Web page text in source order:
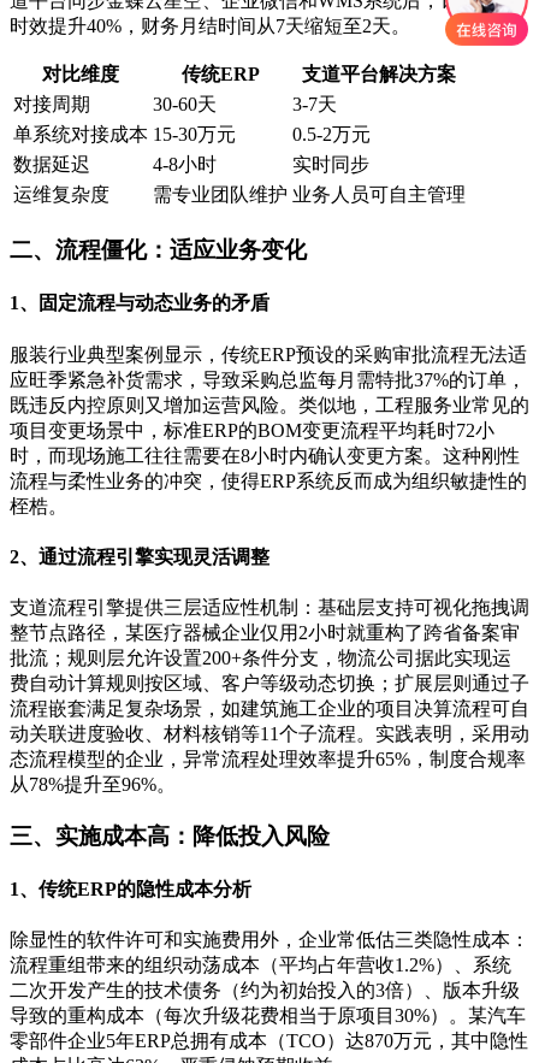
时效提升40%，财务月结时间从7天缩短至2天。
对比维度 传统ERP
支道平台解决方案
对接周期
30-60天
3-7天
单系统对接成本 15-30万元
0.5-2万元
数据延迟
4-8小时
实时同步
运维复杂度
需专业团队维护 业务人员可自主管理
二、流程僵化：适应业务变化
1、固定流程与动态业务的矛盾
服装行业典型案例显示，传统ERP预设的采购审批流程无法适
应旺季紧急补货需求，导致采购总监每月需特批37%的订单，
既违反内控原则又增加运营风险。类似地，工程服务业常见的
项目变更场景中，标准ERP的BOM变更流程平均耗时72小
时，而现场施工往往需要在8小时内确认变更方案。这种刚性
流程与柔性业务的冲突，使得ERP系统反而成为组织敏捷性的
桎梏。
2、通过流程引擎实现灵活调整
支道流程引擎提供三层适应性机制：基础层支持可视化拖拽调
整节点路径，某医疗器械企业仅用2小时就重构了跨省备案审
批流；规则层允许设置200+条件分支，物流公司据此实现运
费自动计算规则按区域、客户等级动态切换；扩展层则通过子
流程嵌套满足复杂场景，如建筑施工企业的项目决算流程可自
动关联进度验收、材料核销等11个子流程。实践表明，采用动
态流程模型的企业，异常流程处理效率提升65%，制度合规率
从78%提升至96%。
三、实施成本高：降低投入风险
1、传统ERP的隐性成本分析
除显性的软件许可和实施费用外，企业常低估三类隐性成本：
流程重组带来的组织动荡成本（平均占年营收1.2%）、系统
二次开发产生的技术债务（约为初始投入的3倍）、版本升级
导致的重构成本（每次升级花费相当于原项目30%）。某汽车
零部件企业5年ERP总拥有成本（TCO）达870万元，其中隐性